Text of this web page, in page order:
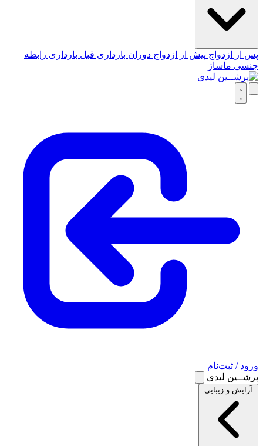
پس از ازدواج پیش از ازدواج دوران بارداری قبل بارداری رابطه
جنسی ماساژ
ورود / ثبت‌نام
پرشــین لیدی
آرایش و زیبایی